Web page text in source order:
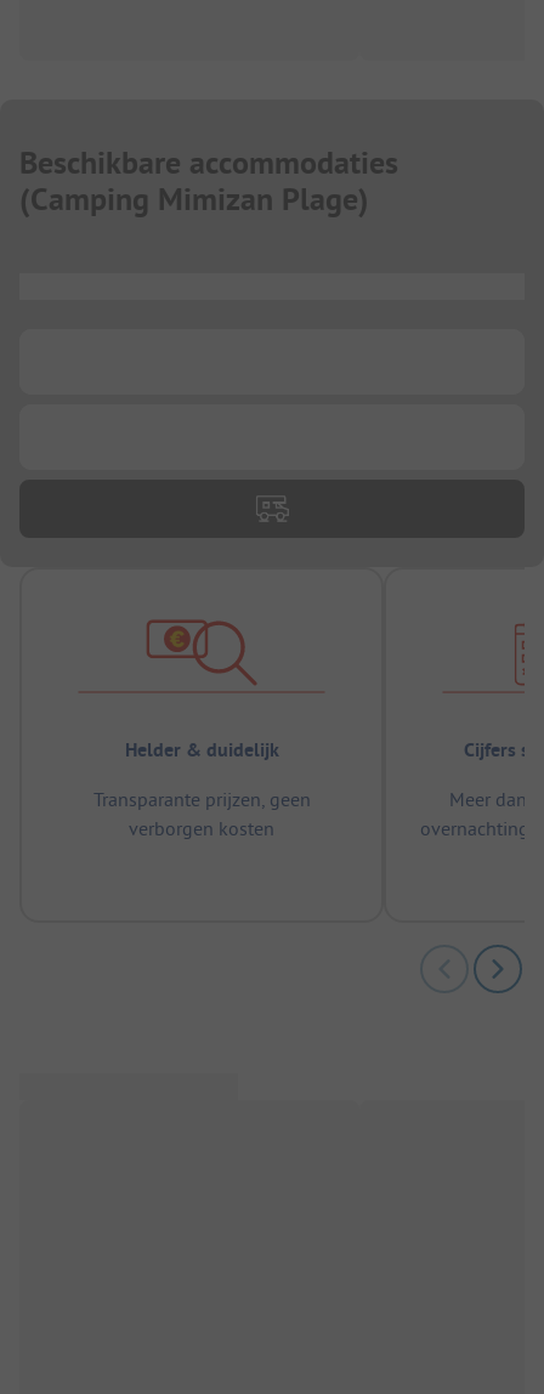
Beschikbare accommodaties
(Camping Mimizan Plage)
Helder & duidelijk
Transparante prijzen, geen
verborgen kosten
Cijfers
Meer dan